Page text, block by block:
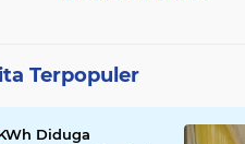
Terpopuler
Diduga